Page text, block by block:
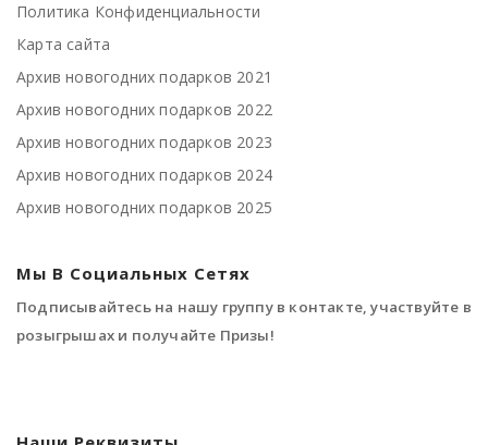
Политика Конфиденциальности
Карта сайта
Архив новогодних подарков 2021
Архив новогодних подарков 2022
Архив новогодних подарков 2023
Архив новогодних подарков 2024
Архив новогодних подарков 2025
Мы В Социальных Сетях
Подписывайтесь на нашу группу в контакте, участвуйте в
розыгрышах и получайте Призы!